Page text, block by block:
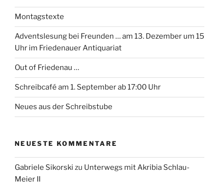
Montagstexte
Adventslesung bei Freunden … am 13. Dezember um 15
Uhr im Friedenauer Antiquariat
Out of Friedenau …
Schreibcafé am 1. September ab 17:00 Uhr
Neues aus der Schreibstube
NEUESTE KOMMENTARE
Gabriele Sikorski zu Unterwegs mit Akribia Schlau-
Meier II